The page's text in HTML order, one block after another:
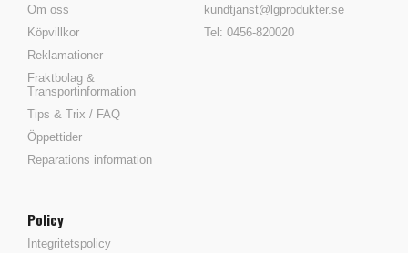
Om oss
Köpvillkor
Reklamationer
Fraktbolag &
Transportinformation
Tips & Trix / FAQ
Öppettider
Reparations information
kundtjanst@lgprodukter.se
Tel: 0456-820020
Policy
Integritetspolicy